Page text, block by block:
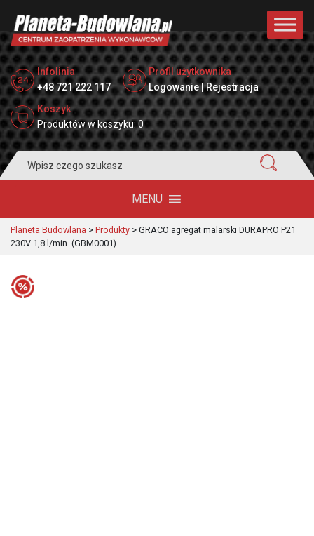
Infolinia
+48 721 222 117
Profil użytkownika
Logowanie | Rejestracja
Koszyk
Produktów w koszyku: 0
for:
MENU
Planeta Budowlana > Produkty > GRACO agregat malarski DURAPRO P21
230V 1,8 l/min. (GBM0001)